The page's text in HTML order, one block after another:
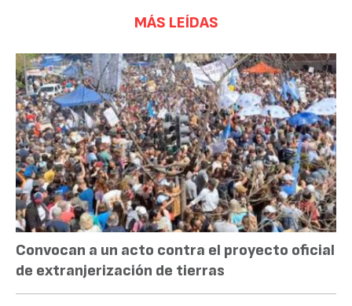
MÁS LEÍDAS
Convocan a un acto contra el proyecto oficial
de extranjerización de tierras